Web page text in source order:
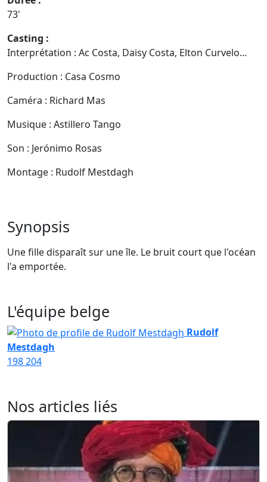
73'
Casting :
Interprétation : Ac Costa, Daisy Costa, Elton Curvelo...
Production : Casa Cosmo
Caméra : Richard Mas
Musique : Astillero Tango
Son : Jerónimo Rosas
Montage : Rudolf Mestdagh
Synopsis
Une fille disparaît sur une île. Le bruit court que l'océan
l'a emportée.
L'équipe belge
Rudolf
Mestdagh
198204
Nos articles liés